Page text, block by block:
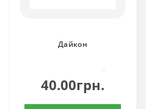
Дайкон
40.00грн.